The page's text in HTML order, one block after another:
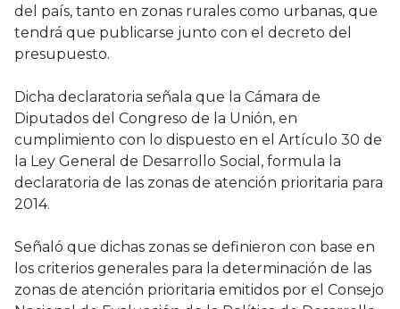
del país, tanto en zonas rurales como urbanas, que
tendrá que publicarse junto con el decreto del
presupuesto.
Dicha declaratoria señala que la Cámara de
Diputados del Congreso de la Unión, en
cumplimiento con lo dispuesto en el Artículo 30 de
la Ley General de Desarrollo Social, formula la
declaratoria de las zonas de atención prioritaria para
2014.
Señaló que dichas zonas se definieron con base en
los criterios generales para la determinación de las
zonas de atención prioritaria emitidos por el Consejo